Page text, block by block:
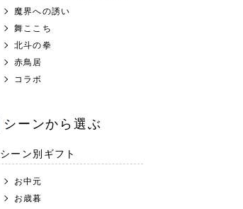
魔界への誘い
舞ここち
北斗の拳
赤鳥居
コラボ
シーンから選ぶ
シーン別ギフト
お中元
お歳暮